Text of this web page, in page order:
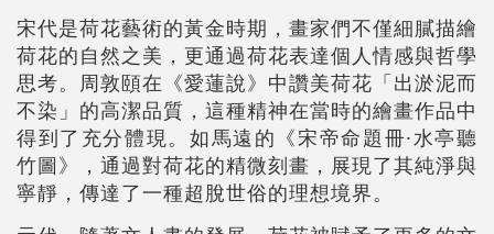
宋代是荷花藝術的黃金時期，畫家們不僅細膩描繪
荷花的自然之美，更通過荷花表達個人情感與哲學
思考。周敦頤在《愛蓮說》中讚美荷花「出淤泥而
不染」的高潔品質，這種精神在當時的繪畫作品中
得到了充分體現。如馬遠的《宋帝命題冊·水亭聽
竹圖》，通過對荷花的精微刻畫，展現了其純淨與
寧靜，傳達了一種超脫世俗的理想境界。